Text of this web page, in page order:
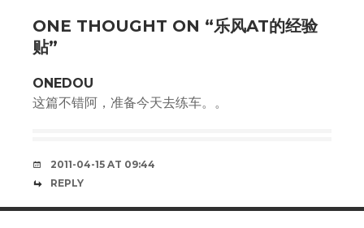
ONE THOUGHT ON “乐风AT的经验
贴”
ONEDOU
这篇不错阿，准备今天去练车。。
2011-04-15 AT 09:44
REPLY